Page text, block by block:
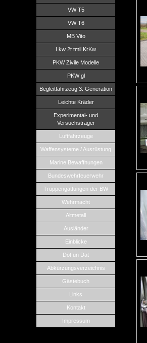
VW T5
VW T6
MB Vito
Lkw 2t tmil KrKw
PKW Zivile Modelle
PKW gl
Begleitfahrzeug 3. Generation
Leichte Kräder
Experimental- und
Versuchsträger
Luftfahrzeuge
Waffensysteme / Ausrüstung
Marine Bewaffnungen
Bundeswehrfeuerwehr
Truppengattungen der BW
Wehrmacht
Altmetall
Ausländer
Einblicke
Döt un Dat
Abkürzungsverzeichnis
Gästebuch
Links
Kontakt
Impressum